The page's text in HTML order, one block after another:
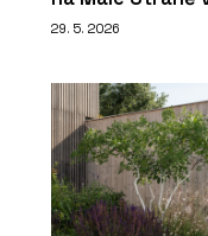
29. 5. 2026